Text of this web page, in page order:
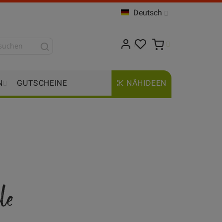
Deutsch
GUTSCHEINE NÄHIDEEN